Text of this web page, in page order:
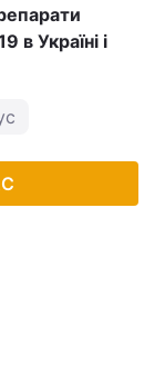
в Україні і